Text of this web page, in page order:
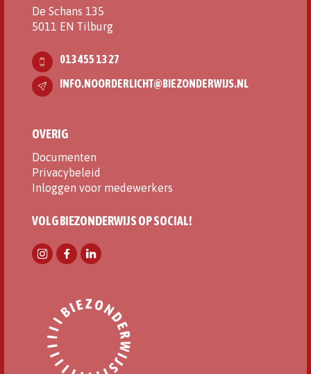
De Schans 135
5011 EN Tilburg
013 455 13 27
INFO.NOORDERLICHT@BIEZONDERWIJS.NL
OVERIG
Documenten
Privacybeleid
Inloggen voor medewerkers
VOLG BIEZONDERWIJS OP SOCIAL!